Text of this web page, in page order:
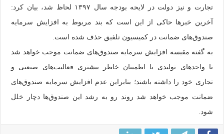
تجارت و نیز دولت در لایحه بودجه سال ۱۳۹۷ لحاظ شد، بیان کرد:
آخرین خبرها حاکی از این است که بند مربوط به افزایش سرمایه
صندوق‌های ضمانت در کمیسیون تلفیق حذف شده است.
به گفته مقیسه افزایش سرمایه صندوق‌های ضمانت موجب خواهد شد
تا واحدهای تولیدی با اطمینان خاطر بیشتری فعالیت‌های صنعتی و
تجاری خود را داشته باشند؛ بنابراین عدم افزایش سرمایه صندوق‌های
ضمانت موجب خواهد شد روند رو به رشد این صندوق‌ها دچار خلل
شود.